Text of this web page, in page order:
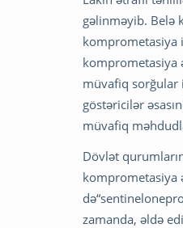
gəlinməyib. Belə
komprometasiya
komprometasiya
müvafiq sorğular
göstəricilər
müvafiq
Dövlət
komprometasiya
zamanda, əldə